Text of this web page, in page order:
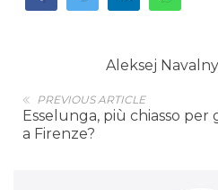
Aleksej
PREVIOUS ARTICLE
Esselunga, più chiasso
a Firenze?